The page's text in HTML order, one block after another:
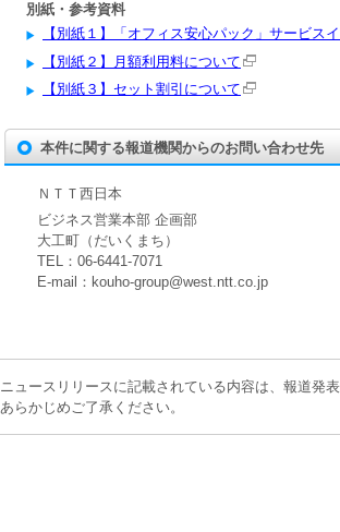
別紙・参考資料
【別紙１】「オフィス安心パック」サービス
【別紙２】月額利用料について
【別紙３】セット割引について
本件に関する報道機関からのお問い合わせ先
ＮＴＴ西日本
ビジネス営業本部 企画部
大工町（だいくまち）
TEL：06-6441-7071
E-mail：kouho-group@west.ntt.co.jp
ニュースリリースに記載されている内容は、報道発
あらかじめご了承ください。